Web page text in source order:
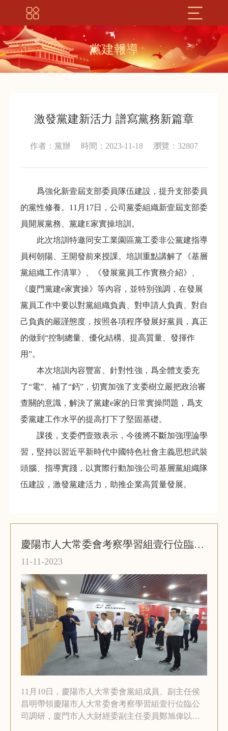
黨建報導
激發黨建新活力 譜寫黨務新篇章
作者：黨辦 時間：2023-11-18 瀏覽：32807
爲強化新壹屆支部委員隊伍建設，提升支部委員
的黨性修養。11月17日，公司黨委組織新壹屆支部委
員開展黨務、黨建E家實操培訓。
此次培訓特邀同安工業園區黨工委非公黨建指導
員柯朝陽、王開發前來授課。培訓重點講解了《基層
黨組織工作清單》、《發展黨員工作實務介紹》、
《廈門黨建e家實操》等內容，並特別強調，在發展
黨員工作中要以對黨組織負責、對申請人負責、對自
己負責的嚴謹態度，按照各項程序發展好黨員，真正
的做到“控制總量、優化結構、提高質量、發揮作
用”。
本次培訓內容豐富、針對性強，爲全體支委充
了“電”、補了“鈣”，切實加強了支委樹立嚴把政治審
查關的意識，解決了黨建e家的日常實操問題，爲支
委黨建工作水平的提高打下了堅固基礎。
課後，支委們壹致表示，今後將不斷加強理論學
習，堅持以習近平新時代中國特色社會主義思想武裝
頭腦、指導實踐，以實際行動加強公司基層黨組織隊
伍建設，激發黨建活力，助推企業高質量發展。
慶陽市人大常委會考察學習組壹行位臨公司調研
11-11-2023
11月10日，慶陽市人大常委會黨組成員、副主任侯
昌明帶領慶陽市人大常委會考察學習組壹行位臨公
司調研，廈門市人大財經委副主任委員鄭旭偉以及